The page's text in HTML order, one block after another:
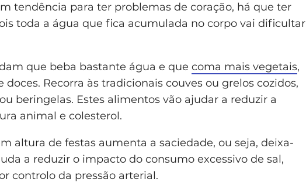
tendência para ter problemas de coração, há que ter
toda a água que fica acumulada no corpo vai dificultar
que beba bastante água e que coma mais vegetais,
Recorra às tradicionais couves ou grelos cozidos,
beringelas. Estes alimentos vão ajudar a reduzir a
animal e colesterol.
altura de festas aumenta a saciedade, ou seja, deixa-
a reduzir o impacto do consumo excessivo de sal,
controlo da pressão arterial.